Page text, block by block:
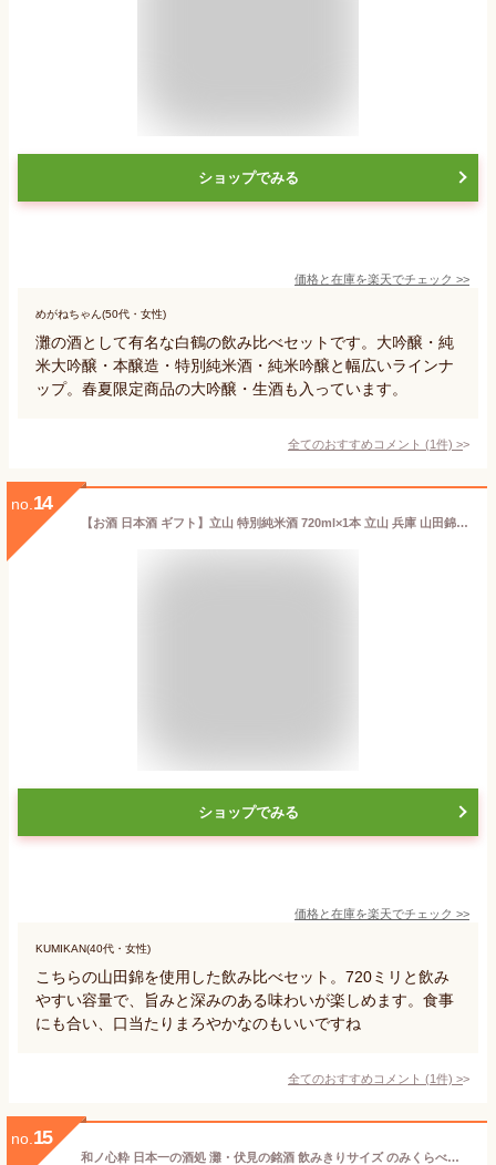
ショップでみる
価格と在庫を楽天でチェック >>
めがねちゃん(50代・女性)
灘の酒として有名な白鶴の飲み比べセットです。大吟醸・純
米大吟醸・本醸造・特別純米酒・純米吟醸と幅広いラインナ
ップ。春夏限定商品の大吟醸・生酒も入っています。
全てのおすすめコメント (1件) >
no. 14
【お酒 日本酒 ギフト】立山 特別純米酒 720ml×1本 立山 兵庫 山田錦 特別本醸造 720ml×1本酒 飲み比べセット 日本酒2本セット 富山県 飲み比べ 豪華 地酒 のみくらべ 贈り物 辛口 贈答品 贈答用 誕生日 記念日 プレゼント お世話 オウムのたろう 贈りもの
ショップでみる
価格と在庫を楽天でチェック >>
KUMIKAN(40代・女性)
こちらの山田錦を使用した飲み比べセット。720ミリと飲み
やすい容量で、旨みと深みのある味わいが楽しめます。食事
にも合い、口当たりまろやかなのもいいですね
全てのおすすめコメント (1件) >
no. 15
和ノ心粋 日本一の酒処 灘・伏見の銘酒 飲みきりサイズ のみくらべセット [ 日本酒 兵庫県 300ml×6本 ]